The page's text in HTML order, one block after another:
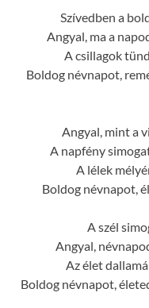
Szívedben a
Angyal, ma a
A csillagok
Boldog névnapot,
Angyal, mint a
A napfény
A lélek
Boldog névnapot,
A szél
Angyal,
Az élet
Boldog névnapot,